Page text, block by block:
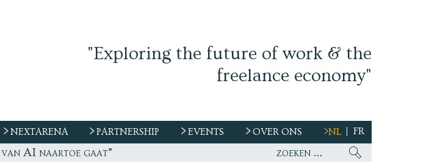
"Exploring the future of work & the
freelance economy"
NEXTARENA PARTNERSHIP EVENTS OVER ONS NL FR
AI naartoe gaat”